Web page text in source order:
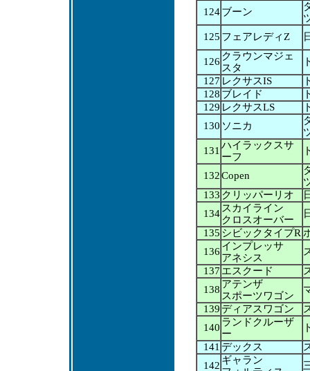
124 ブーン
125 フェアレディZ
126 クラウンマジェ
スタ
127 レクサスIS
128 ブレイド
129 レクサスLS
130 ソニカ
131 ハイラックスサ
ーフ
132Copen
133 クリッパーリオ
134 スカイライン
クロスオーバー
135 シビックタイプR
136 インプレッサ
アネシス
137 エスクード
138 アテンザ
スポーツワゴン
139 ディアスワゴン
140 ランドクルーザ
ー
141 デックス
142 ギャラン